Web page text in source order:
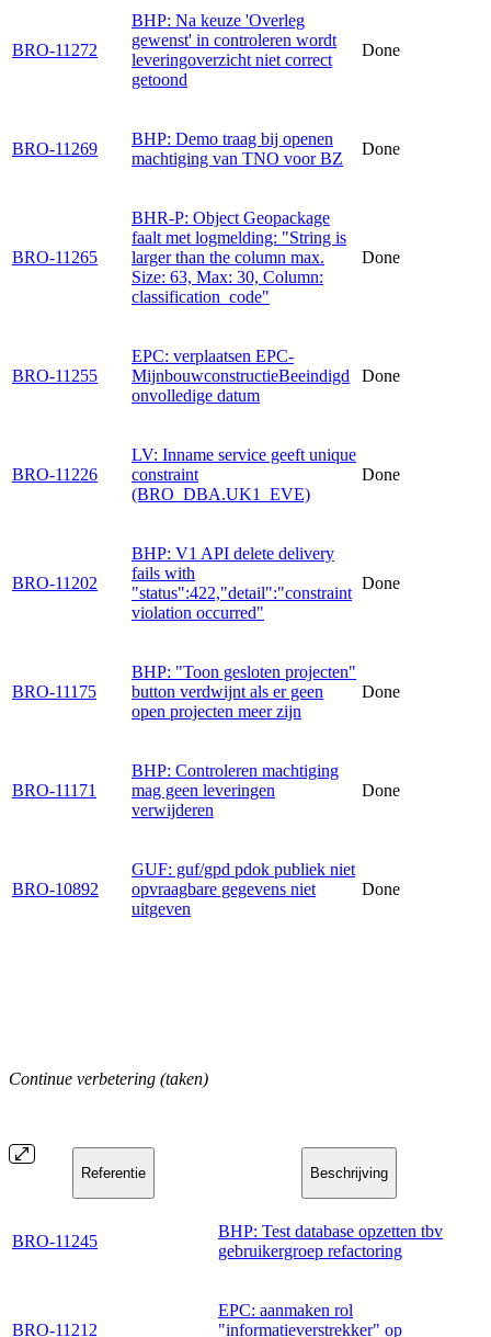
BRO-11272
BHP: Na keuze 'Overleg
gewenst' in controleren wordt
leveringoverzicht niet correct
getoond
Done
BRO-11269
BHP: Demo traag bij openen
machtiging van TNO voor BZ
Done
BRO-11265
BHR-P: Object Geopackage
faalt met logmelding: "String is
larger than the column max.
Size: 63, Max: 30, Column:
classification_code"
Done
BRO-11255
EPC: verplaatsen EPC-
MijnbouwconstructieBeeindigd
onvolledige datum
Done
BRO-11226
LV: Inname service geeft unique
constraint
(BRO_DBA.UK1_EVE)
Done
BRO-11202
BHP: V1 API delete delivery
fails with
"status":422,"detail":"constraint
violation occurred"
Done
BRO-11175
BHP: "Toon gesloten projecten"
button verdwijnt als er geen
open projecten meer zijn
Done
BRO-11171
BHP: Controleren machtiging
mag geen leveringen
verwijderen
Done
BRO-10892
GUF: guf/gpd pdok publiek niet
opvraagbare gegevens niet
uitgeven
Done
Continue verbetering (taken)
Referentie Beschrijving
BRO-11245
BHP: Test database opzetten tbv
gebruikergroep refactoring
BRO-11212
EPC: aanmaken rol
"informatieverstrekker" op